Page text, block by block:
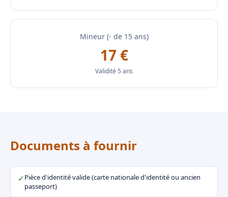
Mineur (- de 15 ans)
17 €
Validité 5 ans
Documents à fournir
✓ Pièce d'identité valide (carte nationale d'identité ou ancien
passeport)